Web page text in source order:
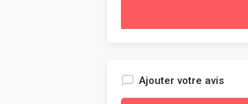
Ajouter votre avis